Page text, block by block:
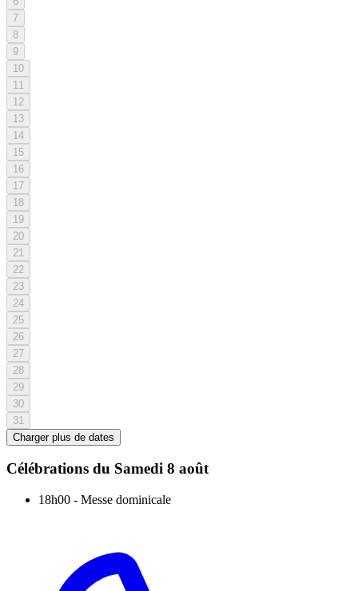
7
8
9
10
11
12
13
14
15
16
17
18
19
20
21
22
23
24
25
26
27
28
29
30
31
Charger plus de dates
Célébrations du Samedi 8 août
18h00 - Messe dominicale